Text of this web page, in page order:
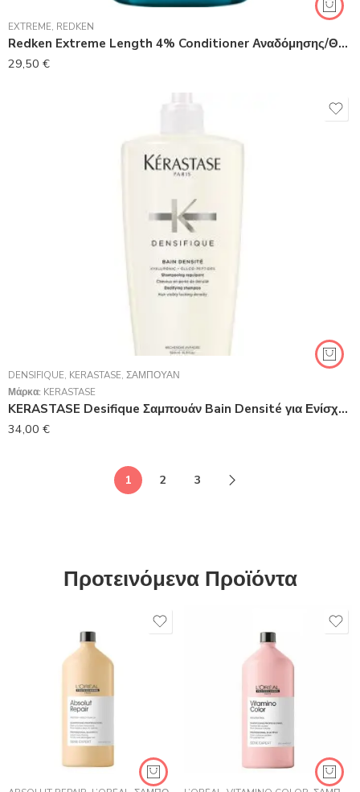
EXTREME, REDKEN
Redken Extreme Length 4% Conditioner Αναδόμησης/Θρέψης για Όλους τους Τύπους Μαλλιών 300ml
29,50 €
DENSIFIQUE, KERASTASE, ΣΑΜΠΟΥΆΝ
Μάρκα: KERASTASE
KERASTASE Desifique Σαμπουάν Bain Densité για Ενίσχυση της Πύκνωση των Μαλλιών 500ml
34,00 €
1 2 3
Προτεινόμενα Προϊόντα